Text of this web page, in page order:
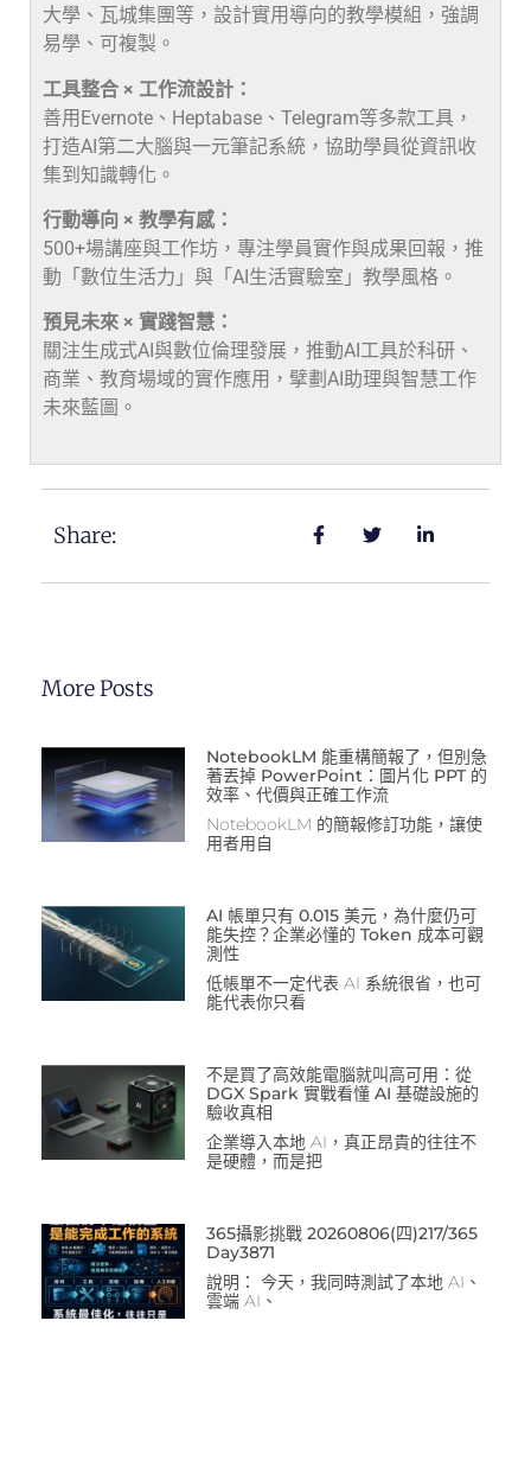
大學、瓦城集團等，設計實用導向的教學模組，強調
易學、可複製。
工具整合 × 工作流設計：
善用Evernote、Heptabase、Telegram等多款工具，
打造AI第二大腦與一元筆記系統，協助學員從資訊收
集到知識轉化。
行動導向 × 教學有感：
500+場講座與工作坊，專注學員實作與成果回報，推
動「數位生活力」與「AI生活實驗室」教學風格。
預見未來 × 實踐智慧：
關注生成式AI與數位倫理發展，推動AI工具於科研、
商業、教育場域的實作應用，擘劃AI助理與智慧工作
未來藍圖。
Share:
More Posts
NotebookLM 能重構簡報了，但別急
著丟掉 PowerPoint：圖片化 PPT 的
效率、代價與正確工作流
NotebookLM 的簡報修訂功能，讓使
用者用自
AI 帳單只有 0.015 美元，為什麼仍可
能失控？企業必懂的 Token 成本可觀
測性
低帳單不一定代表 AI 系統很省，也可
能代表你只看
不是買了高效能電腦就叫高可用：從
DGX Spark 實戰看懂 AI 基礎設施的
驗收真相
企業導入本地 AI，真正昂貴的往往不
是硬體，而是把
365攝影挑戰 20260806(四)217/365
Day3871
說明： 今天，我同時測試了本地 AI、
雲端 AI、